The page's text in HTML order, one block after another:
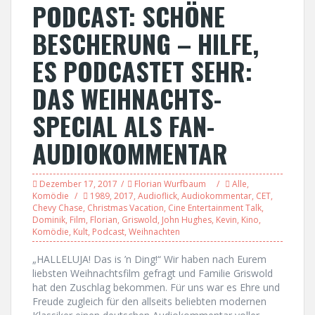
PODCAST: SCHÖNE
BESCHERUNG – HILFE,
ES PODCASTET SEHR:
DAS WEIHNACHTS-
SPECIAL ALS FAN-
AUDIOKOMMENTAR
Dezember 17, 2017 Florian Wurfbaum Alle,
Komödie
1989, 2017, Audioflick, Audiokommentar, CET,
Chevy Chase, Christmas Vacation, Cine Entertainment Talk,
Dominik, Film, Florian, Griswold, John Hughes, Kevin, Kino,
Komödie, Kult, Podcast, Weihnachten
„HALLELUJA! Das is ’n Ding!“ Wir haben nach Eurem
liebsten Weihnachtsfilm gefragt und Familie Griswold
hat den Zuschlag bekommen. Für uns war es Ehre und
Freude zugleich für den allseits beliebten modernen